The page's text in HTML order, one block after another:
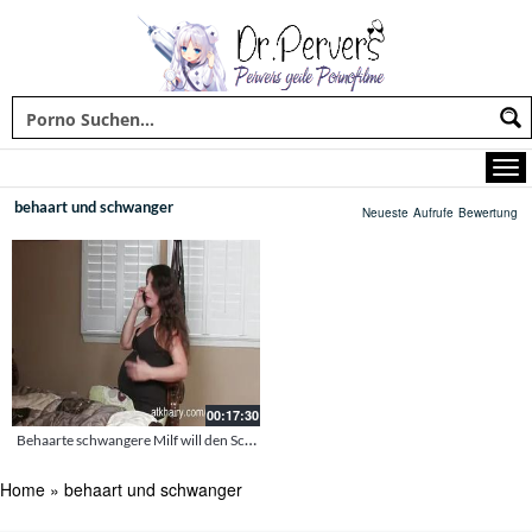
behaart und schwanger Neueste Aufrufe Bewertung
00:17:30
Behaarte schwangere Milf will den Schwanz in sich spüren
Home » behaart und schwanger